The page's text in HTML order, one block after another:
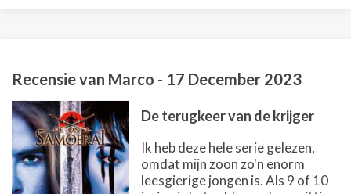
Recensie van Marco - 17 December 2023
De terugkeer van de krijger
Ik heb deze hele serie gelezen,
omdat mijn zoon zo'n enorm
leesgierige jongen is. Als 9 of 10